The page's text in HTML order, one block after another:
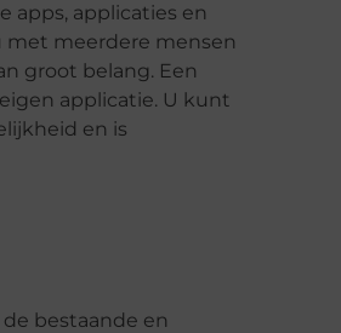
apps, applicaties en
met meerdere mensen
groot belang. Een
applicatie. U kunt
en is
bestaande en